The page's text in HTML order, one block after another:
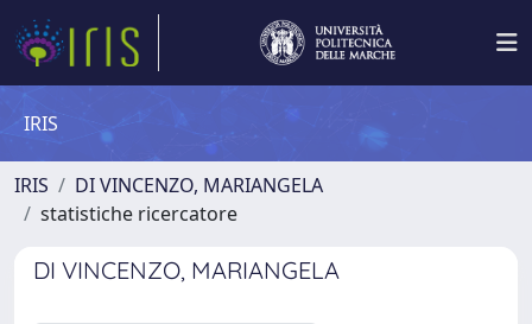
IRIS
IRIS
DI VINCENZO, MARIANGELA
statistiche ricercatore
DI VINCENZO, MARIANGELA